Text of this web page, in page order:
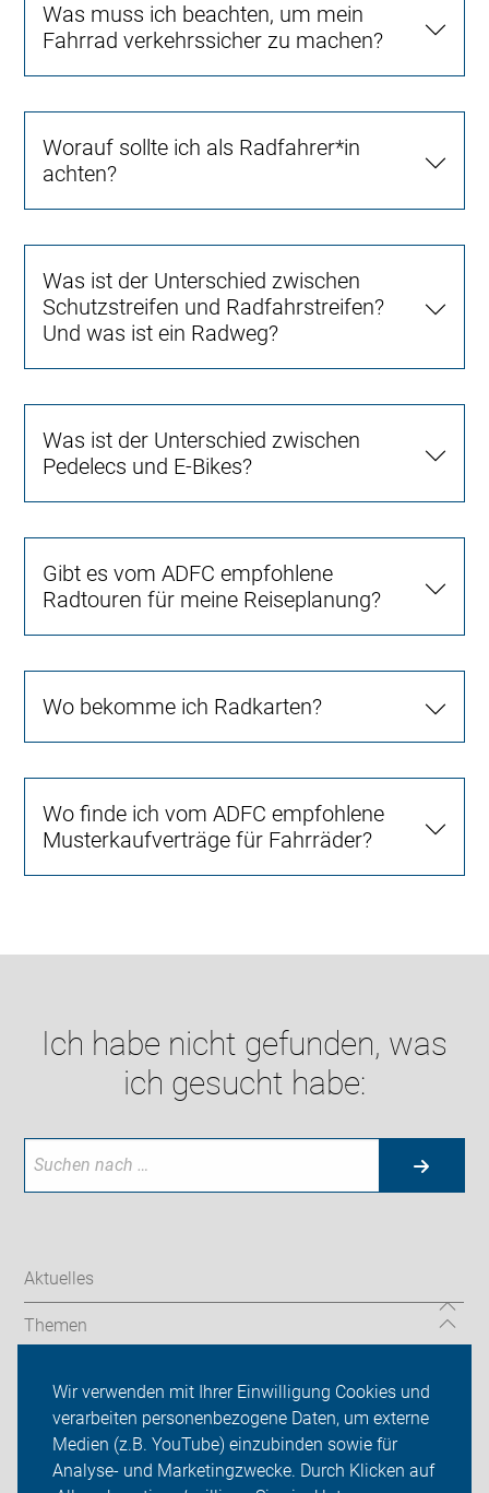
Wir verwenden mit Ihrer Einwilligung Cookies und
verarbeiten personenbezogene Daten, um externe
Medien (z.B. YouTube) einzubinden sowie für
Analyse- und Marketingzwecke. Durch Klicken auf
Was muss ich beachten, um mein
Fahrrad verkehrssicher zu machen?
Worauf sollte ich als Radfahrer*in
achten?
Was ist der Unterschied zwischen
Schutzstreifen und Radfahrstreifen?
Und was ist ein Radweg?
Was ist der Unterschied zwischen
Pedelecs und E-Bikes?
Gibt es vom ADFC empfohlene
Radtouren für meine Reiseplanung?
Wo bekomme ich Radkarten?
Wo finde ich vom ADFC empfohlene
Musterkaufverträge für Fahrräder?
Ich habe nicht gefunden, was
ich gesucht habe:
Aktuelles
Themen
ADFC Bad Homburg/Friedrichsdorf
Sei dabei